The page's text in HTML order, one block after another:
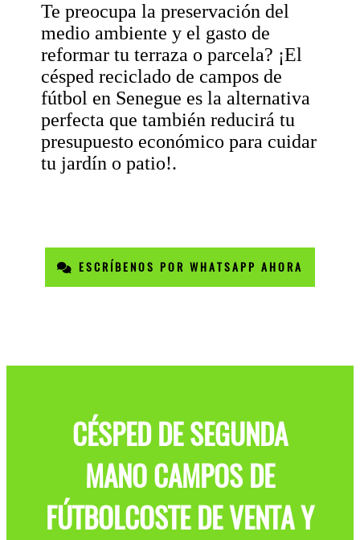
Te preocupa la preservación del
medio ambiente y el gasto de
reformar tu terraza o parcela? ¡El
césped reciclado de campos de
fútbol en Senegue es la alternativa
perfecta que también reducirá tu
presupuesto económico para cuidar
tu jardín o patio!.
ESCRÍBENOS POR WHATSAPP AHORA
CÉSPED DE SEGUNDA
MANO CAMPOS DE
FÚTBOLCOSTE DE VENTA Y